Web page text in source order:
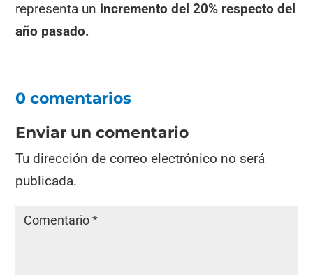
representa un incremento del 20% respecto del
año pasado.
0 comentarios
Enviar un comentario
Tu dirección de correo electrónico no será
publicada.